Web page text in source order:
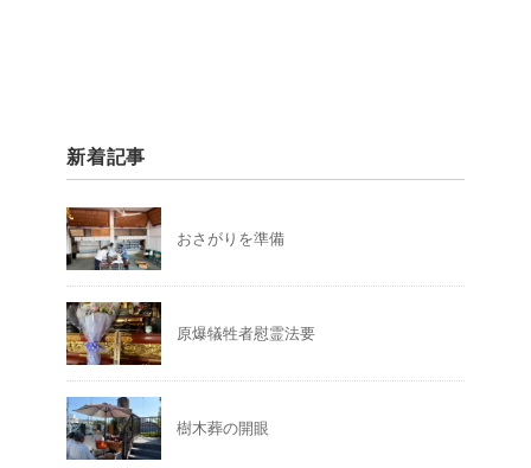
新着記事
おさがりを準備
原爆犠牲者慰霊法要
樹木葬の開眼